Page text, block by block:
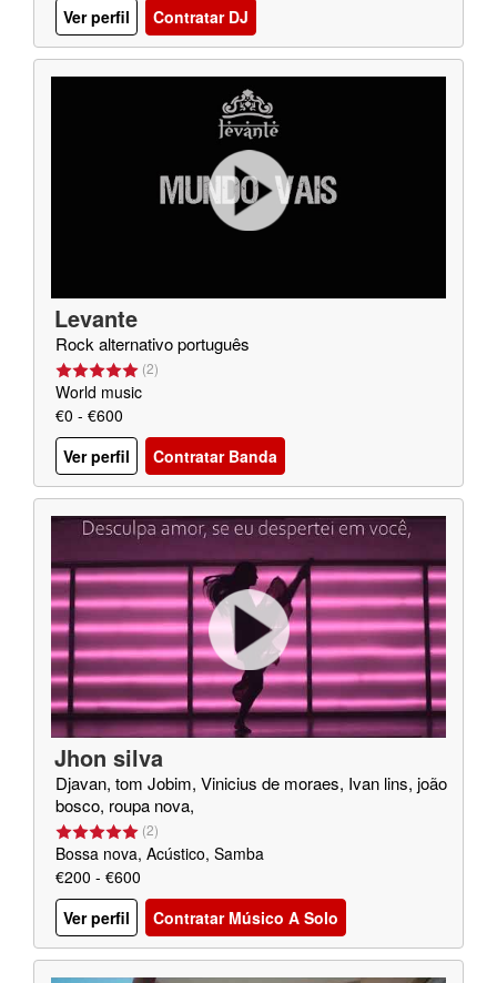
Ver perfil
Contratar DJ
Levante
Rock alternativo português
(2)
World music
€0 - €600
Ver perfil
Contratar Banda
Jhon silva
Djavan, tom Jobim, Vinicius de moraes, Ivan lins, joão
bosco, roupa nova,
(2)
Bossa nova, Acústico, Samba
€200 - €600
Ver perfil
Contratar Músico A Solo